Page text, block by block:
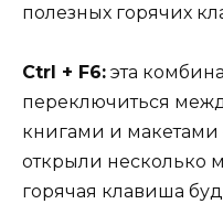
полезных горячих
Ctrl + F6: эта
переключиться
книгами и
открыли несколько
горячая клавиша